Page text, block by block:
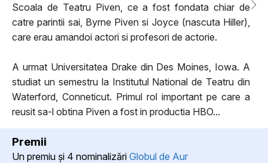
Scoala de Teatru Piven, ce a fost fondata chiar de
catre parintii sai, Byrne Piven si Joyce (nascuta Hiller),
care erau amandoi actori si profesori de actorie.
A urmat Universitatea Drake din Des Moines, Iowa. A
studiat un semestru la Institutul National de Teatru din
Waterford, Conneticut. Primul rol important pe care a
reusit sa-l obtina Piven a fost in productia HBO...
Premii
Un premiu şi 4 nominalizări Globul de Aur